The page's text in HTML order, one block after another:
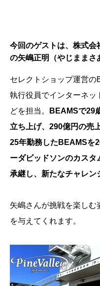
今回のゲストは、株式会
の矢嶋正明（やじままさ
セレクトショップ運営
執行役員でインターネッ
どを担当。
BEAMSで29
立ち上げ、290億円の売
25年勤務したBEAMSを
ーダビッドソンのカス
承継し、新たなチャレン
矢嶋さんが挑戦を楽し
を与えてくれます。